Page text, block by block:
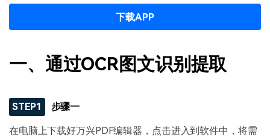
下载APP
一、通过OCR图文识别提取
STEP1 步骤一
在电脑上下载好万兴PDF编辑器，点击进入到软件中，将需